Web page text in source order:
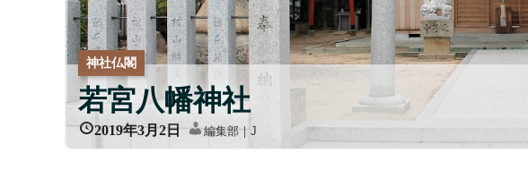
神社仏閣
若宮八幡神社
2019年3月2日 編集部｜J